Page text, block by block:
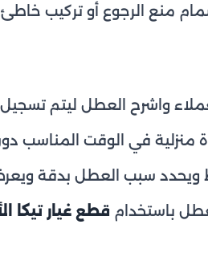
منع الرجوع أو تركيب
واشرح العطل ليتم
منزلية في الوقت المناسب
سبب العطل بدقة
باستخدام قطع غيار تيكا